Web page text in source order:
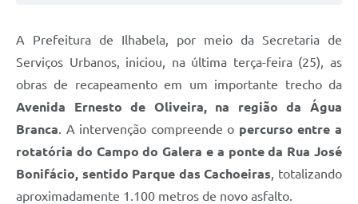
A Prefeitura de Ilhabela, por meio da Secretaria de
Serviços Urbanos, iniciou, na última terça-feira (25), as
obras de recapeamento em um importante trecho da
Avenida Ernesto de Oliveira, na região da Água
Branca. A intervenção compreende o percurso entre a
rotatória do Campo do Galera e a ponte da Rua José
Bonifácio, sentido Parque das Cachoeiras, totalizando
aproximadamente 1.100 metros de novo asfalto.